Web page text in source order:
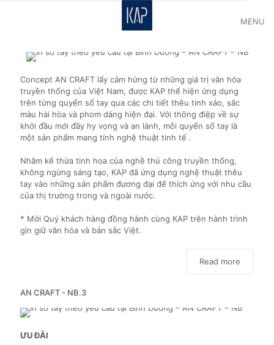
MENU
Concept AN CRAFT lấy cảm hứng từ những giá trị văn hóa
truyền thống của Việt Nam, được KAP thể hiện ứng dụng
trên từng quyển sổ tay qua các chi tiết thêu tinh xảo, sắc
màu hài hòa và phom dáng hiện đại. Với thông điệp về sự
khởi đầu mới đầy hy vọng và an lành, mỗi quyển sổ tay là
một sản phẩm mang tính nghệ thuật tinh tế .
Nhằm kế thừa tinh hoa của nghề thủ công truyền thống,
không ngừng sáng tạo, KAP đã ứng dụng nghệ thuật thêu
tay vào những sản phẩm đương đại để thích ứng với nhu cầu
của thị trường trong và ngoài nước.
* Mời Quý khách hàng đồng hành cùng KAP trên hành trình
gìn giữ văn hóa và bản sắc Việt.
Read more
AN CRAFT - NB.3
ƯU ĐÃI